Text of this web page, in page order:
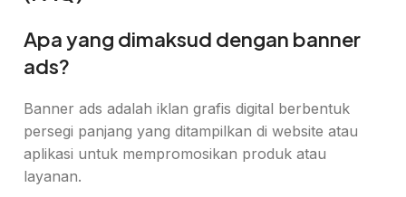
Apa yang dimaksud dengan banner
ads?
Banner ads adalah iklan grafis digital berbentuk
persegi panjang yang ditampilkan di website atau
aplikasi untuk mempromosikan produk atau
layanan.